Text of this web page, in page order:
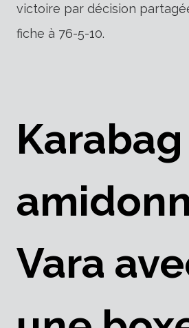
victoire par décision
fiche à 76-5-10.
Karabag
Vara